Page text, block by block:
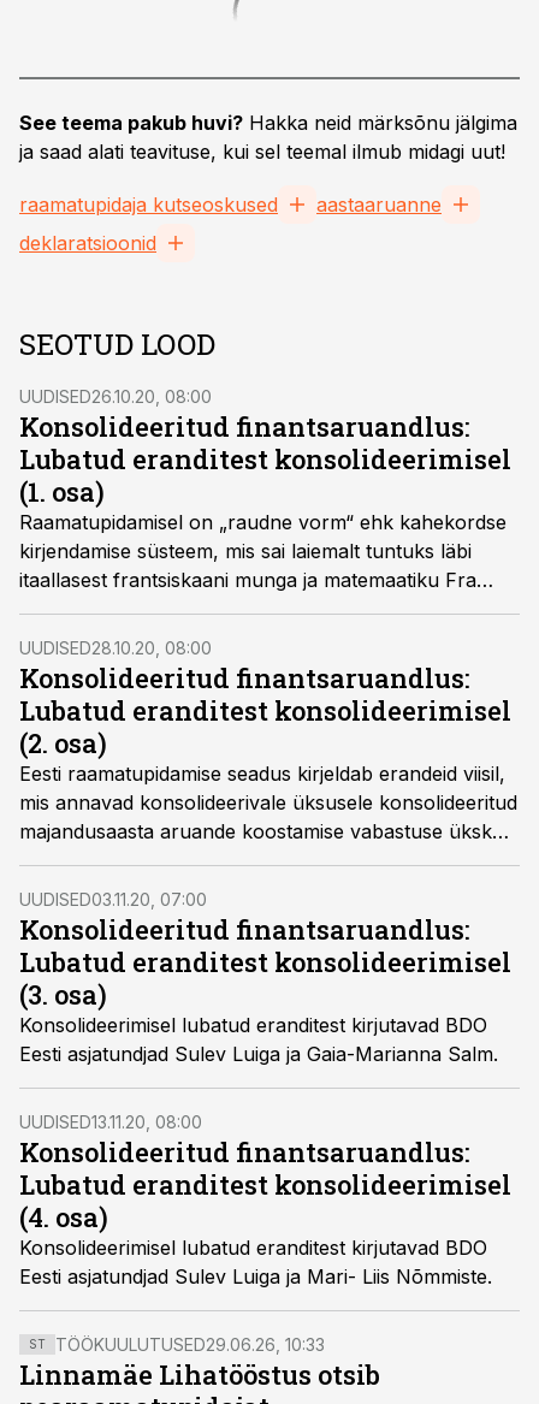
See teema pakub huvi? Hakka neid märksõnu jälgima
ja saad alati teavituse, kui sel teemal ilmub midagi uut!
raamatupidaja kutseoskused
aastaaruanne
deklaratsioonid
SEOTUD LOOD
UUDISED26.10.20, 08:00
Konsolideeritud finantsaruandlus:
Lubatud eranditest konsolideerimisel
(1. osa)
Raamatupidamisel on „raudne vorm“ ehk kahekordse
kirjendamise süsteem, mis sai laiemalt tuntuks läbi
itaallasest frantsiskaani munga ja matemaatiku Fra
Luca Bartolomeo de Pacioli 1494. aastal kirjastatud
teose "Summa de Arithmetica, Geometria, Proportioni,
et Proportionalita" ('Kõik, mis käsitleb aritmeetikat,
geomeetriat ja proportsiooni') ja selle 9. peatükis
"Arvepidamisest ja üleskirjutamisest" (tuntud ka kui
"Kahekordse kirjendamise traktaat") esitatud
kirjelduse, kirjutavad BDO Eesti spetsialistid Sulev Luiga
ja Margit Viks.
UUDISED28.10.20, 08:00
Konsolideeritud finantsaruandlus:
Lubatud eranditest konsolideerimisel
(2. osa)
Eesti raamatupidamise seadus kirjeldab erandeid viisil,
mis annavad konsolideerivale üksusele konsolideeritud
majandusaasta aruande koostamise vabastuse ükskõik
millise lubatava erandi alla kuulumisel. Sedakaudu
tuleks erandeid analüüsida ükshaaval kuni esimese
„sobiva“ leidmiseni või veendumiseni, et konsolideeriv
üksus ühegi erandi alla ei kuulu ning seega peab
koostama konsolideeritud majandusaasta aruande,
kirjutavad BDO Eesti spetsialistid Sulev Luiga ja Mati
Madik.
UUDISED03.11.20, 07:00
Konsolideeritud finantsaruandlus:
Lubatud eranditest konsolideerimisel
(3. osa)
Konsolideerimisel lubatud eranditest kirjutavad BDO
Eesti asjatundjad Sulev Luiga ja Gaia-Marianna Salm.
UUDISED13.11.20, 08:00
Konsolideeritud finantsaruandlus:
Lubatud eranditest konsolideerimisel
(4. osa)
Konsolideerimisel lubatud eranditest kirjutavad BDO
Eesti asjatundjad Sulev Luiga ja Mari- Liis Nõmmiste.
ST TÖÖKUULUTUSED29.06.26, 10:33
Linnamäe Lihatööstus otsib